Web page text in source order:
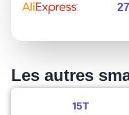
Les autres
15T